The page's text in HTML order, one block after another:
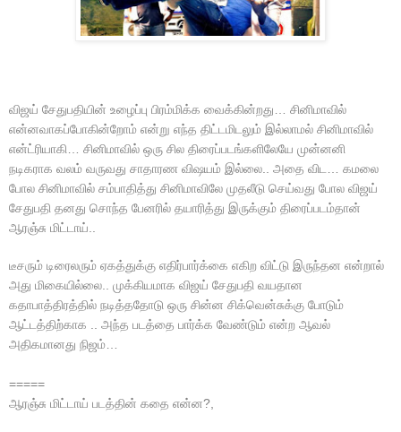
விஜய் சேதுபதியின் உழைப்பு பிரம்மிக்க வைக்கின்றது… சினிமாவில்
என்னவாகப்போகின்றோம் என்று எந்த திட்டமிடலும் இல்லாமல் சினிமாவில்
என்ட்ரியாகி… சினிமாவில் ஒரு சில திரைப்படங்களிலேயே முன்னனி
நடிகராக வலம் வருவது சாதாரண விஷயம் இல்லை.. அதை விட… கமலை
போல சினிமாவில் சம்பாதித்து சினிமாவிலே முதலீடு செய்வது போல விஜய்
சேதுபதி தனது சொந்த பேனரில் தயாரித்து இருக்கும் திரைப்படம்தான்
ஆரஞ்சு மிட்டாய்..
டீசரும் டிரைலரும் ஏகத்துக்கு எதிர்பார்க்கை எகிற விட்டு இருந்தன என்றால்
அது மிகையில்லை.. முக்கியமாக விஜய் சேதுபதி வயதான
கதாபாத்திரத்தில் நடித்ததோடு ஒரு சின்ன சிக்வென்சுக்கு போடும்
ஆட்டத்திற்காக .. அந்த படத்தை பார்க்க வேண்டும் என்ற ஆவல்
அதிகமானது நிஜம்…
=====
ஆரஞ்சு மிட்டாய் படத்தின் கதை என்ன?,